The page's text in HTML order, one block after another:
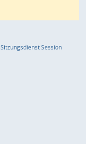
SitzungsdienstSession(Wird in